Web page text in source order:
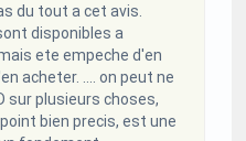
du tout a cet avis.
disponibles a
ete empeche d'en
acheter. .... on peut ne
sur plusieurs choses,
bien precis, est une